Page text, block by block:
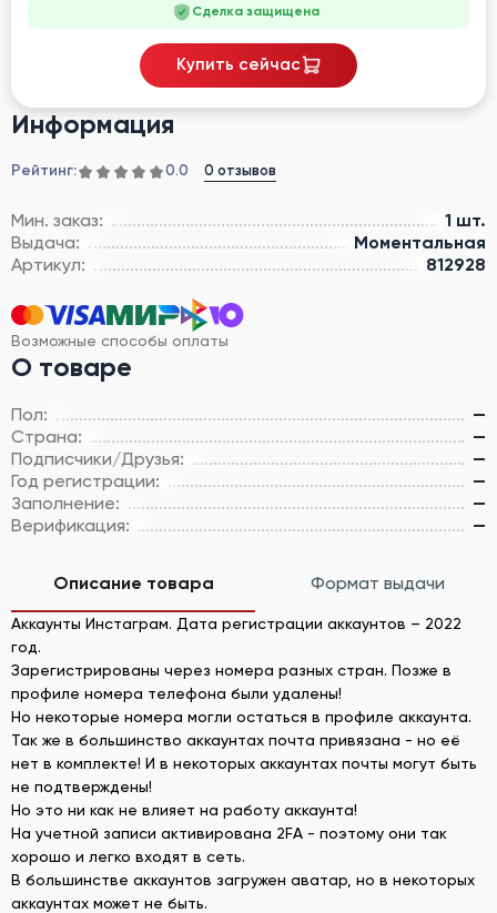
Информация
Рейтинг: 0.0 0 отзывов
Мин. заказ:
1 шт.
Выдача:
Моментальная
Артикул:
812928
Возможные способы оплаты
О товаре
Пол:
—
Страна:
—
Подписчики/Друзья:
—
Год регистрации:
—
Заполнение:
—
Верификация:
—
Сделка защищена
Купить сейчас
Описание товара Формат выдачи
Аккаунты Инстаграм. Дата регистрации аккаунтов – 2022
год.
Зарегистрированы через номера разных стран. Позже в
профиле номера телефона были удалены!
Но некоторые номера могли остаться в профиле аккаунта.
Так же в большинство аккаунтах почта привязана - но её
нет в комплекте! И в некоторых аккаунтах почты могут быть
не подтверждены!
Но это ни как не влияет на работу аккаунта!
На учетной записи активирована 2FA - поэтому они так
хорошо и легко входят в сеть.
В большинстве аккаунтов загружен аватар, но в некоторых
аккаунтах может не быть.